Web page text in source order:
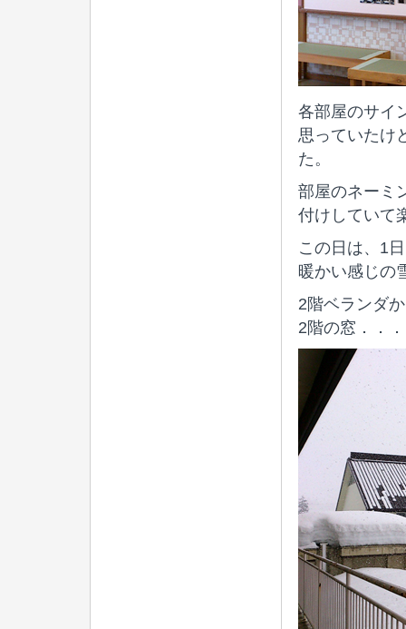
各部屋のサイ
思っていたけ
た。
部屋のネーミ
付けしていて
この日は、1
暖かい感じの
2階ベランダ
2階の窓．．．